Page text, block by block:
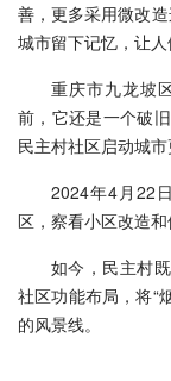
善，更多采用微改
城市留下记忆，让人
重庆市九龙坡
前，它还是一个破
民主村社区启动城
2024年4月22
区，察看小区改造和
如今，民主村
社区功能布局，将“
的风景线。